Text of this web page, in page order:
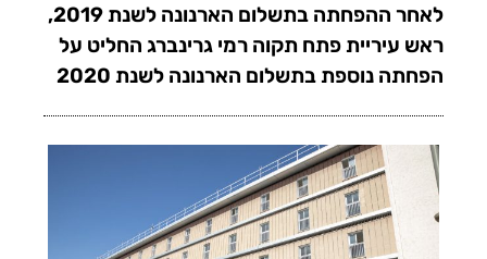
לאחר ההפחתה בתשלום הארנונה לשנת 2019,
ראש עיריית פתח תקוה רמי גרינברג החליט על
הפחתה נוספת בתשלום הארנונה לשנת 2020